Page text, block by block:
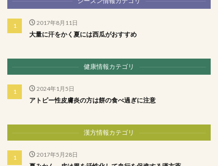
2017年8月11日
大量に汗をかく夏には西瓜がおすすめ
健康情報カテゴリ
2024年1月5日
アトピー性皮膚炎の方は餅の食べ過ぎに注意
漢方情報カテゴリ
2017年5月28日